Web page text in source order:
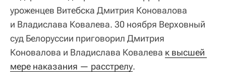
уроженцев Витебска Дмитрия Коновалова
и Владислава Ковалева. 30 ноября Верховный
суд Белоруссии приговорил Дмитрия
Коновалова и Владислава Ковалева к высшей
мере наказания — расстрелу.